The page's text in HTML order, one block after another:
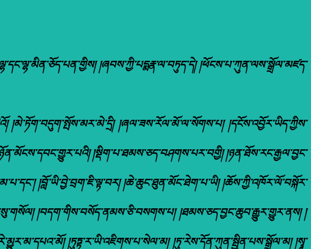
།ཞབས་ཀྱི་པདྨརྣ་ལ་བཏུད་དེ། །ཕོངས་པ་ཀུན་ལས་སྒྲོལ་མཛད་
།ཞལ་ཟས་རོལ་མོ་ལ་སོགས་པ། །དངོས་འབྱོར་ཡིད་ཀྱིས་
།སྡིག་པ་ཐམས་ཅད་བཤགས་པར་བགྱི། །ཉན་ཐོས་རང་རྒྱལ་བྱང་
།བློ་ཡི་བྱེ་བྲག་ཇི་ལྟ་བར། །ཆེ་ཆུང་ཐུན་མོང་ཐེག་པ་ཡི། །ཆོས་ཀྱི་འཁོར་ལོ་བསྐོར་
།བདག་གིས་བསོད་ནམས་ཅི་བསགས་པ། །ཐམས་ཅད་བྱང་ཆུབ་རྒྱུར་གྱུར་ནས། །
།ཏུཏྟ་ར་ཡི་འཇིགས་པ་སེལ་མ། །ཏུ་རེས་དོན་ཀུན་སྦྱིན་པས་སྒྲོལ་མ། །སྭཱ་